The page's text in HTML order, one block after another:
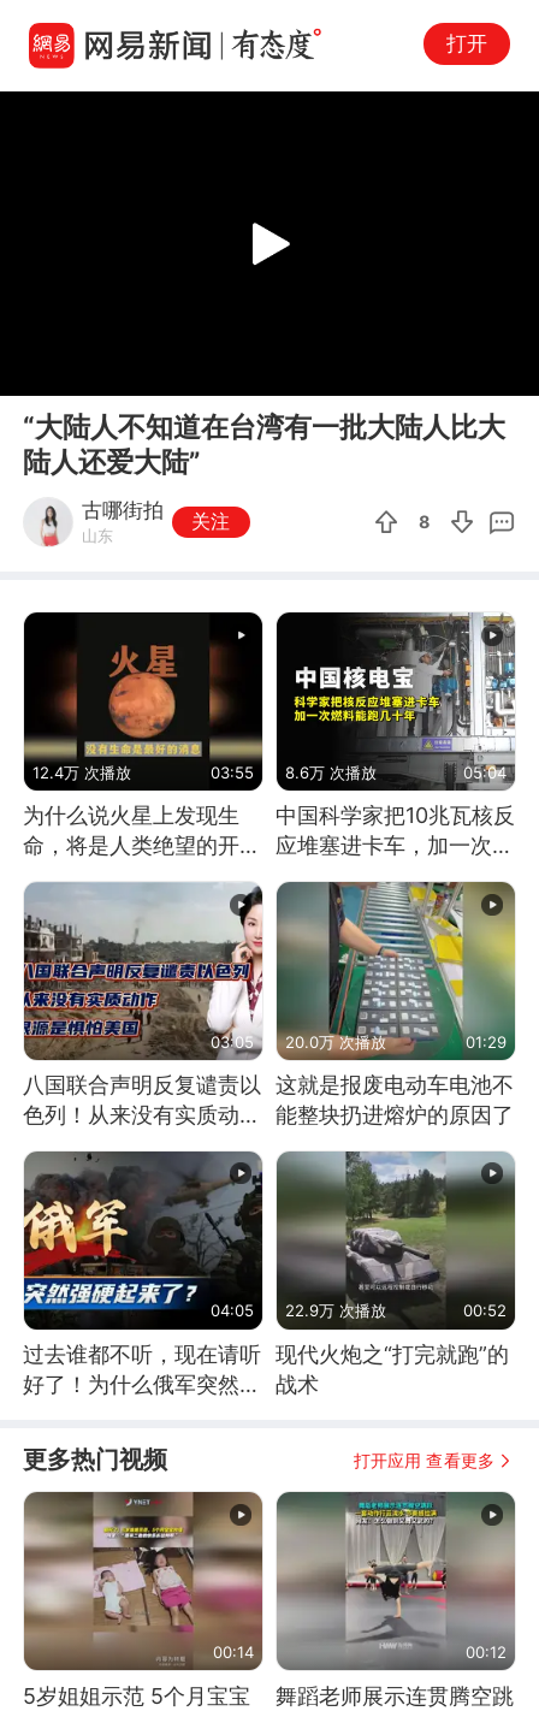
打开
Play
“大陆人不知道在台湾有一批大陆人比大
陆人还爱大陆”
古哪街拍
山东
关注 8
12.4万 次播放 03:55
为什么说火星上发现生
命，将是人类绝望的开
始？
8.6万 次播放 05:04
中国科学家把10兆瓦核反
应堆塞进卡车，加一次燃
料能跑几十年
03:05
八国联合声明反复谴责以
色列！从来没有实质动
20.0万 次播放 01:29
这就是报废电动车电池不
能整块扔进熔炉的原因了
04:05
过去谁都不听，现在请听
好了！为什么俄军突然强
22.9万 次播放 00:52
现代火炮之“打完就跑”的
战术
更多热门视频 打开应用 查看更多
00:14
5岁姐姐示范 5个月宝宝
00:12
舞蹈老师展示连贯腾空跳